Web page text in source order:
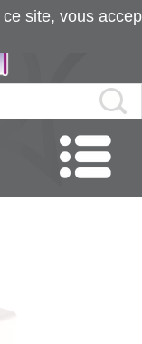
site, vous